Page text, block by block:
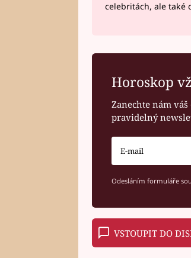
celebritách, ale také
Horoskop
Zanechte nám
pravidelný
Odesláním formuláře
VSTOUPIT DO